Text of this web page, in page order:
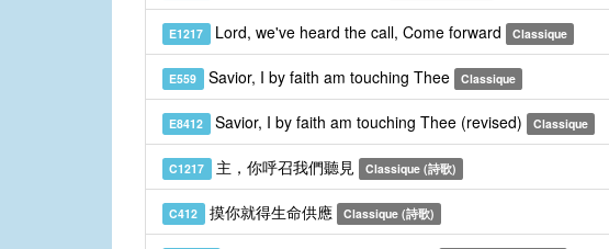
E1217 Lord, we've heard the call, Come forward Classique
E559 Savior, I by faith am touching Thee Classique
E8412 Savior, I by faith am touching Thee (revised) Classique
C1217 主，你呼召我們聽見 Classique (詩歌)
C412 摸你就得生命供應 Classique (詩歌)